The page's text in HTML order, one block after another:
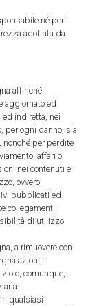
né per il
adottata da
affinché il
aggiornato ed
indiretta, nei
per ogni danno, sia
nonché per perdite
affari o
nei contenuti e
ovvero
pubblicati ed
collegamenti
di utilizzo
a rimuovere con
i
o, comunque,
qualsiasi